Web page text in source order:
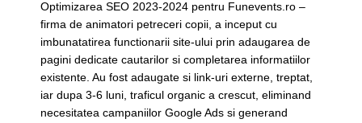
Optimizarea SEO 2023-2024 pentru Funevents.ro –
firma de animatori petreceri copii, a inceput cu
imbunatatirea functionarii site-ului prin adaugarea de
pagini dedicate cautarilor si completarea informatiilor
existente. Au fost adaugate si link-uri externe, treptat,
iar dupa 3-6 luni, traficul organic a crescut, eliminand
necesitatea campaniilor Google Ads si generand